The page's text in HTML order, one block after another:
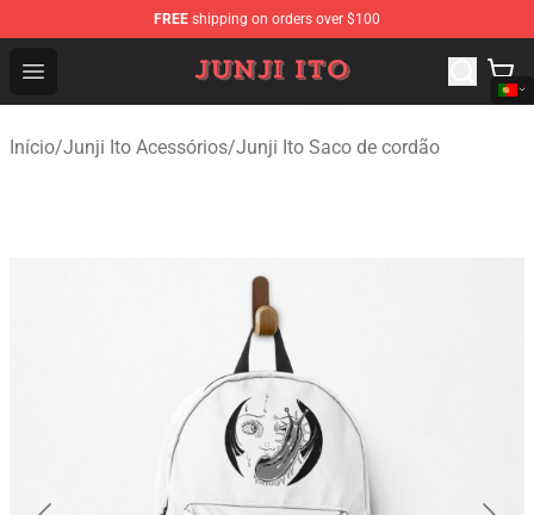
FREE shipping on orders over $100
Open menu
Junji Ito Store - Official Junji Ito Merchandise Shop
Início/Junji Ito Acessórios/Junji Ito Saco de cordão